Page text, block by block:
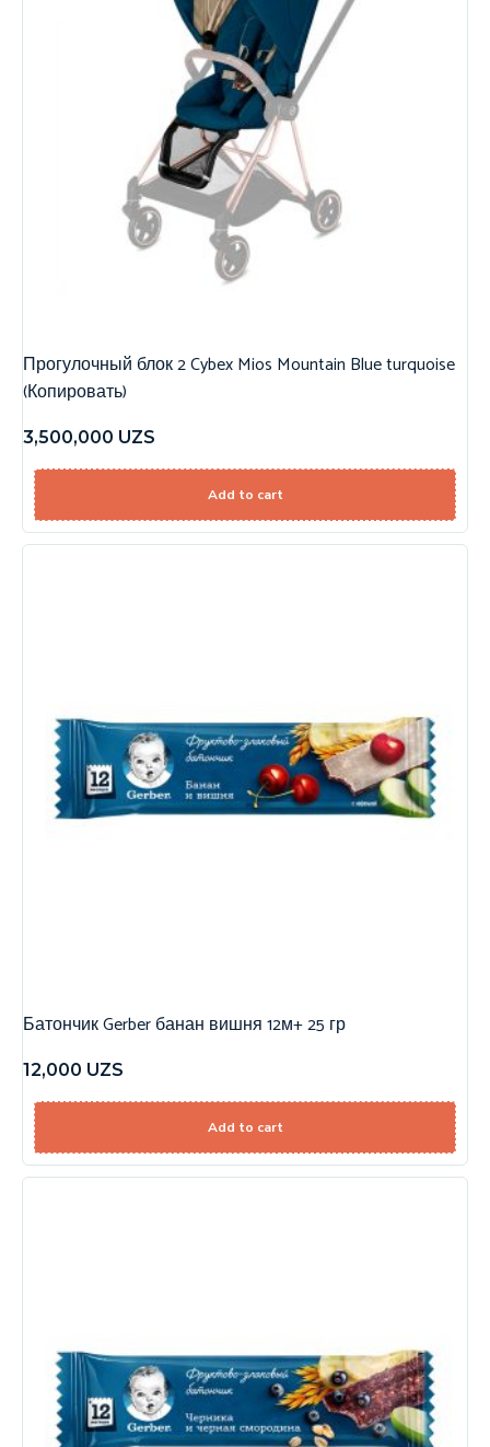
Прогулочный блок 2 Cybex Mios Mountain Blue turquoise
(Копировать)
3,500,000 UZS
Add to cart
Батончик Gerber банан вишня 12м+ 25 гр
12,000 UZS
Add to cart